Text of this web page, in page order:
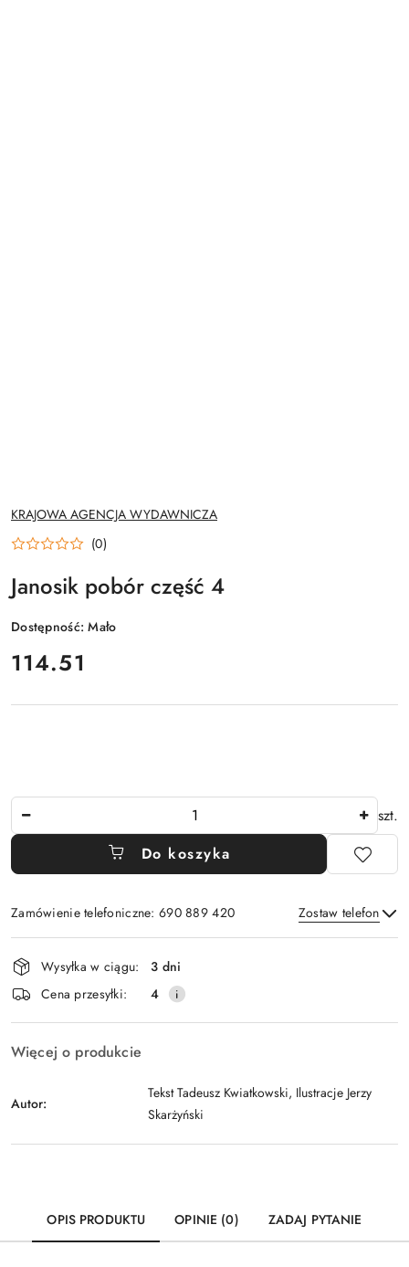
NAZWA
PRODUCENTA:
KRAJOWA AGENCJA WYDAWNICZA
(0)
Janosik pobór część 4
Dostępność:Mało
cena:
114.51
szt.
Do koszyka
Zamówienie telefoniczne: 690 889 420 Zostaw telefon
Wyślij
Dostępność
i
dostawa
Wysyłka w ciągu:
3 dni
Cena przesyłki:
4
Więcej o produkcie
Autor:
Tekst Tadeusz Kwiatkowski, Ilustracje Jerzy
Skarżyński
OPIS PRODUKTU OPINIE (0) ZADAJ PYTANIE